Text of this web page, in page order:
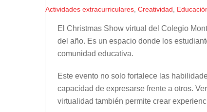
Actividades extracurriculares Creatividad
El Christmas Show virtual del Colegio
del año. Es un espacio donde los
comunidad educativa.
Este evento no solo fortalece las
capacidad de expresarse frente a otros.
virtualidad también permite crear